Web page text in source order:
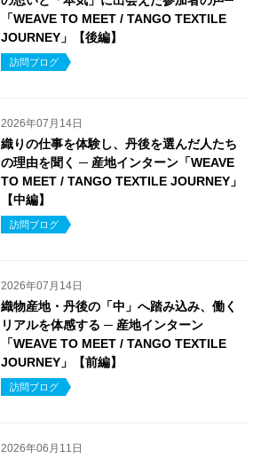
「WEAVE TO MEET / TANGO TEXTILE
JOURNEY」【後編】
訪問ブログ
2026年07月14日
織りの仕事を体験し、丹後を選んだ人たち
の理由を聞く ─ 産地インターン「WEAVE
TO MEET / TANGO TEXTILE JOURNEY」
【中編】
訪問ブログ
2026年07月14日
織物産地・丹後の「中」へ踏み込み、働く
リアルを体感する ─ 産地インターン
「WEAVE TO MEET / TANGO TEXTILE
JOURNEY」【前編】
訪問ブログ
2026年06月11日